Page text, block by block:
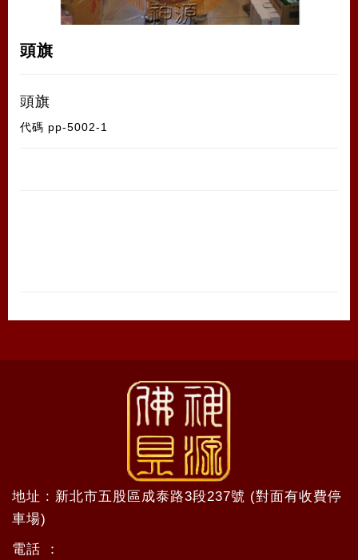
頭旗
頭旗
代碼 pp-5002-1
地址 : 新北市五股區成泰路3段237號 (對面有收費停
車場)
電話 ：